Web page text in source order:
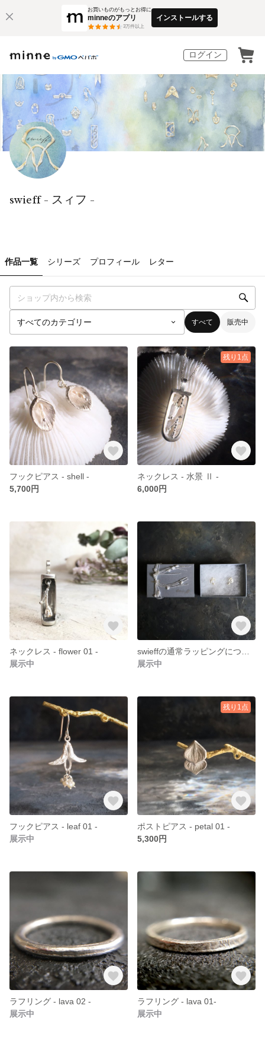
お買いものがもっとお得に
minneのアプリ
3万件以上
インストールする
ログイン
swieff - スィフ -
作品一覧 シリーズ プロフィール レター
すべて 販売中
フックピアス - shell -
5,700円
残り1点
ネックレス - 水景 Ⅱ -
6,000円
ネックレス - flower 01 -
展示中
展示中
フックピアス - leaf 01 -
展示中
残り1点
ポストピアス - petal 01 -
5,300円
ラフリング - lava 02 -
展示中
ラフリング - lava 01-
展示中